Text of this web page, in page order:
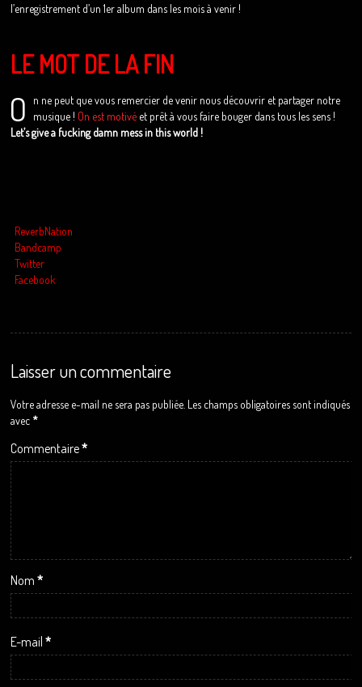
l’enregistrement d’un 1er album dans les mois à venir !
LE MOT DE LA FIN
O
n ne peut que vous remercier de venir nous découvrir et partager notre
musique ! On est motivé et prêt à vous faire bouger dans tous les sens !
Let’s give a fucking damn mess in this world !
ReverbNation
Bandcamp
Twitter
Facebook
Laisser un commentaire
Votre adresse e-mail ne sera pas publiée. Les champs obligatoires sont indiqués
avec *
Commentaire*
Nom*
E-mail*